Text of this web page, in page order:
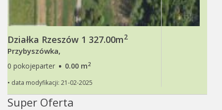
Działka Rzeszów 1 327.00m2
Przybyszówka,
0 pokojeparter · 0.00 m2
• data modyfikacji: 21-02-2025
Super Oferta